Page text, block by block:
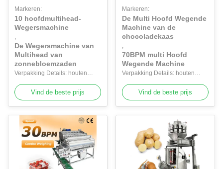
het Snacksvoedsel de
Zonnebloemzaden
Markeren:
10 hoofdmultihead-
Wegersmachine
,
De Wegersmachine van
Multihead van
zonnebloemzaden
Verpakking Details: houten
doos
Vind de beste prijs
van Chocoladenoten
Markeren:
De Multi Hoofd Wegende
Machine van de
chocoladekaas
,
70BPM multi Hoofd
Wegende Machine
Verpakking Details: houten
doos
Vind de beste prijs